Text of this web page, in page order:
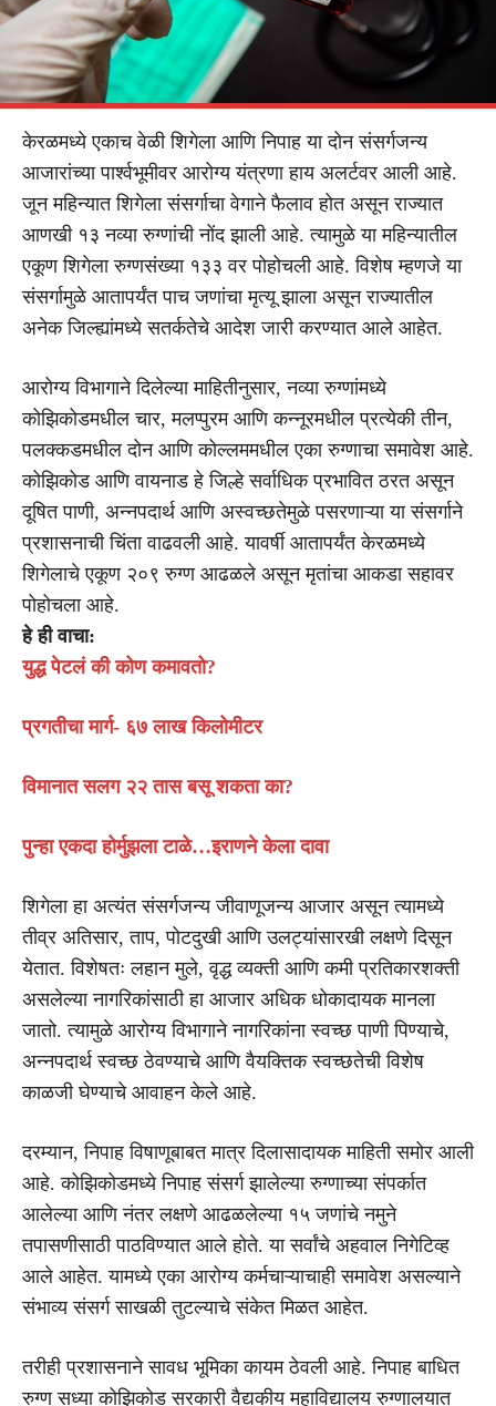
केरळमध्ये एकाच वेळी शिगेला आणि निपाह या दोन संसर्गजन्य
आजारांच्या पार्श्वभूमीवर आरोग्य यंत्रणा हाय अलर्टवर आली आहे.
जून महिन्यात शिगेला संसर्गाचा वेगाने फैलाव होत असून राज्यात
आणखी १३ नव्या रुग्णांची नोंद झाली आहे. त्यामुळे या महिन्यातील
एकूण शिगेला रुग्णसंख्या १३३ वर पोहोचली आहे. विशेष म्हणजे या
संसर्गामुळे आतापर्यंत पाच जणांचा मृत्यू झाला असून राज्यातील
अनेक जिल्ह्यांमध्ये सतर्कतेचे आदेश जारी करण्यात आले आहेत.
आरोग्य विभागाने दिलेल्या माहितीनुसार, नव्या रुग्णांमध्ये
कोझिकोडमधील चार, मलप्पुरम आणि कन्नूरमधील प्रत्येकी तीन,
पलक्कडमधील दोन आणि कोल्लममधील एका रुग्णाचा समावेश आहे.
कोझिकोड आणि वायनाड हे जिल्हे सर्वाधिक प्रभावित ठरत असून
दूषित पाणी, अन्नपदार्थ आणि अस्वच्छतेमुळे पसरणाऱ्या या संसर्गाने
प्रशासनाची चिंता वाढवली आहे. यावर्षी आतापर्यंत केरळमध्ये
शिगेलाचे एकूण २०९ रुग्ण आढळले असून मृतांचा आकडा सहावर
पोहोचला आहे.
हे ही वाचा:
युद्ध पेटलं की कोण कमावतो?
प्रगतीचा मार्ग- ६७ लाख किलोमीटर
विमानात सलग २२ तास बसू शकता का?
पुन्हा एकदा होर्मुझला टाळे…इराणने केला दावा
शिगेला हा अत्यंत संसर्गजन्य जीवाणूजन्य आजार असून त्यामध्ये
तीव्र अतिसार, ताप, पोटदुखी आणि उलट्यांसारखी लक्षणे दिसून
येतात. विशेषतः लहान मुले, वृद्ध व्यक्ती आणि कमी प्रतिकारशक्ती
असलेल्या नागरिकांसाठी हा आजार अधिक धोकादायक मानला
जातो. त्यामुळे आरोग्य विभागाने नागरिकांना स्वच्छ पाणी पिण्याचे,
अन्नपदार्थ स्वच्छ ठेवण्याचे आणि वैयक्तिक स्वच्छतेची विशेष
काळजी घेण्याचे आवाहन केले आहे.
दरम्यान, निपाह विषाणूबाबत मात्र दिलासादायक माहिती समोर आली
आहे. कोझिकोडमध्ये निपाह संसर्ग झालेल्या रुग्णाच्या संपर्कात
आलेल्या आणि नंतर लक्षणे आढळलेल्या १५ जणांचे नमुने
तपासणीसाठी पाठविण्यात आले होते. या सर्वांचे अहवाल निगेटिव्ह
आले आहेत. यामध्ये एका आरोग्य कर्मचाऱ्याचाही समावेश असल्याने
संभाव्य संसर्ग साखळी तुटल्याचे संकेत मिळत आहेत.
तरीही प्रशासनाने सावध भूमिका कायम ठेवली आहे. निपाह बाधित
रुग्ण सध्या कोझिकोड सरकारी वैद्यकीय महाविद्यालय रुग्णालयात